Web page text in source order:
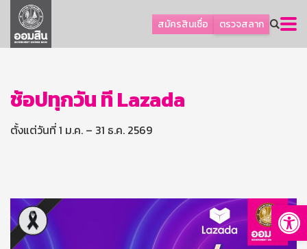
สมัครสินเชื่อ ตรวจสลาก
ลูกค้าธุรกิจ
ลูกค้าผู้ประกอบรายย่อย
ออมเพื่อสุข
เกี่ยวกับธนาคาร
การพัฒนาที่ยั่งยืน
อื่นๆ
ติดต่อเรา
ช้อปทุกวัน ที่ Lazada
ตั้งแต่วันที่ 1 ม.ค. – 31 ธ.ค. 2569